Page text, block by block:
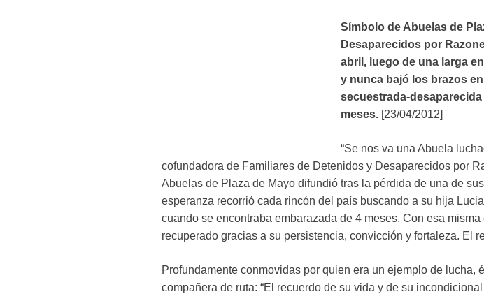
Símbolo de Abuelas de
Desaparecidos por
abril, luego de una larga
y nunca bajó los brazos
secuestrada-
meses. [23/04/2012]
“Se nos va una Abuela
cofundadora de Familiares de Detenidos y Desaparecidos por
Abuelas de Plaza de Mayo difundió tras la pérdida de una de
esperanza recorrió cada rincón del país buscando a su hija
cuando se encontraba embarazada de 4 meses. Con esa
recuperado gracias a su persistencia, convicción y fortaleza. El
Profundamente conmovidas por quien era un ejemplo de
compañera de ruta: “El recuerdo de su vida y de su